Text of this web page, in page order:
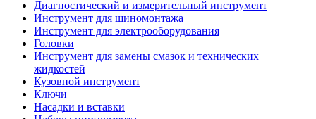
Диагностический и измерительный инструмент
Инструмент для шиномонтажа
Инструмент для электрооборудования
Головки
Инструмент для замены смазок и технических
жидкостей
Кузовной инструмент
Ключи
Насадки и вставки